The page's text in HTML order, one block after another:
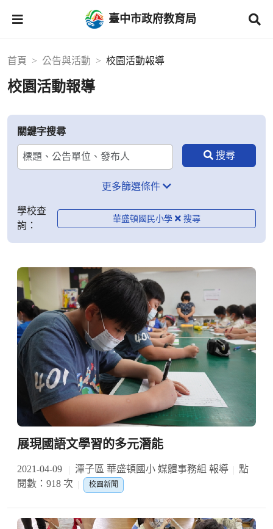
臺中市政府教育局
首頁 公告與活動 校園活動報導
校園活動報導
關鍵字搜尋
更多篩選條件
學校查
詢：
華盛頓國民小學
展現國語文學習的多元潛能
2021-04-09 潭子區 華盛頓國小 媒體事務組 報導
點
閱數：918 次
校園新聞